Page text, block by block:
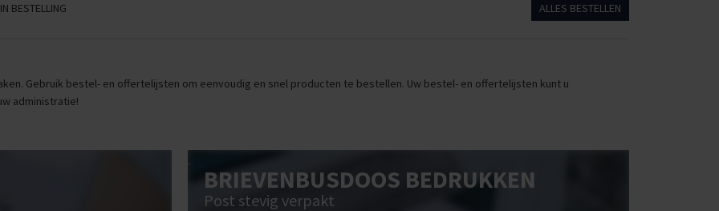
IN BESTELLING ALLES BESTELLEN
Gebruik bestel- en offertelijsten om eenvoudig en snel producten te bestellen. Uw bestel- en offertelijsten kunt u
administratie!
BRIEVENBUSDOOS BEDRUKKEN
Post stevig verpakt